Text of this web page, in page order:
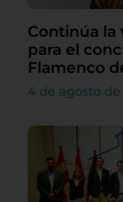
Continúa la
para el
Flamenco
4 de agosto de